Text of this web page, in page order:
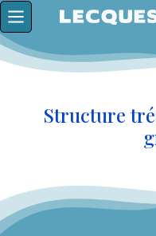
Structure